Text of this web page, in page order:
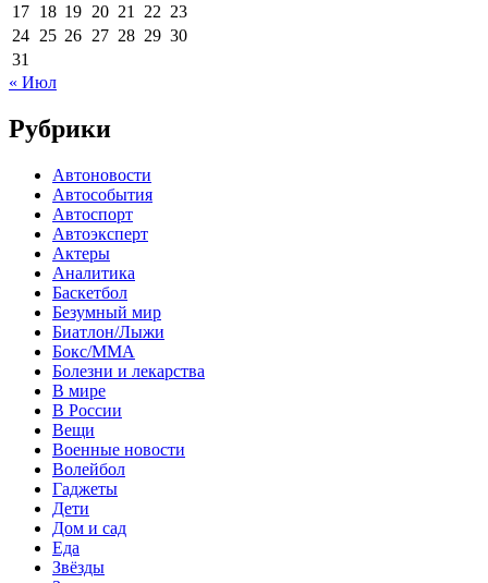
17 18 19 20 21 22 23
24 25 26 27 28 29 30
31
« Июл
Рубрики
Автоновости
Автособытия
Автоспорт
Автоэксперт
Актеры
Аналитика
Баскетбол
Безумный мир
Биатлон/Лыжи
Бокс/MMA
Болезни и лекарства
В мире
В России
Вещи
Военные новости
Волейбол
Гаджеты
Дети
Дом и сад
Еда
Звёзды